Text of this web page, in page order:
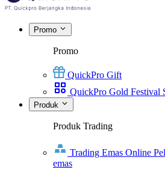
Promo
Promo
QuickPro Gift
QuickPro Gold Festival
Produk
Produk Trading
Trading Emas Online
emas